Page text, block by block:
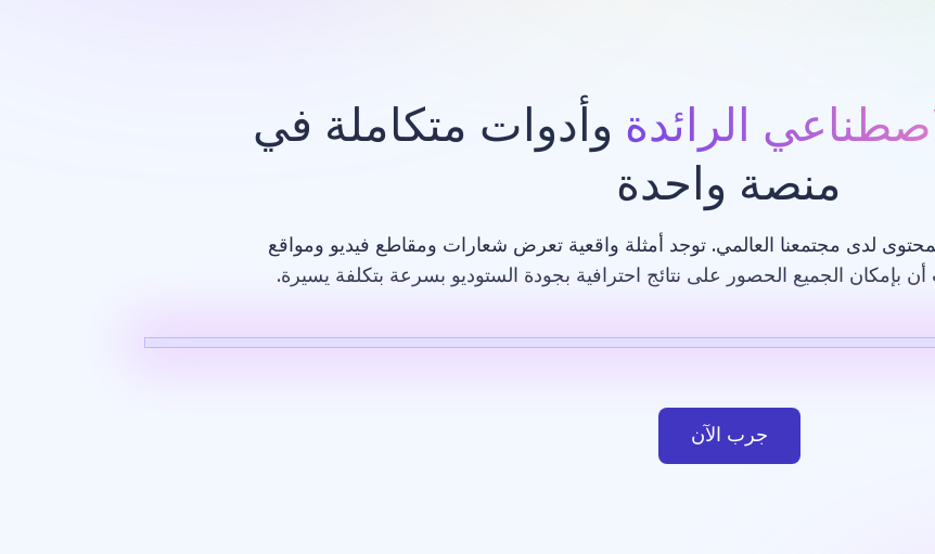
الرائدة وأدوات متكاملة في
منصة واحدة
لدى مجتمعنا العالمي. توجد أمثلة واقعية تعرض شعارات ومقاطع فيديو ومواقع
بإمكان الجميع الحصور على نتائج احترافية بجودة الستوديو بسرعة بتكلفة يسيرة.
جرب الآن